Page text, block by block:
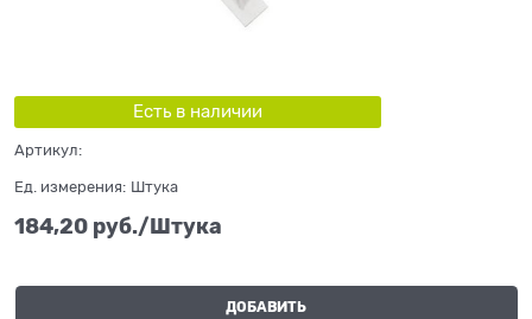
Есть в наличии
Артикул:
Ед. измерения: Штука
184,20 руб./Штука
ДОБАВИТЬ